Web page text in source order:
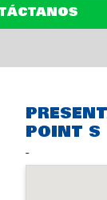
POINT S
-